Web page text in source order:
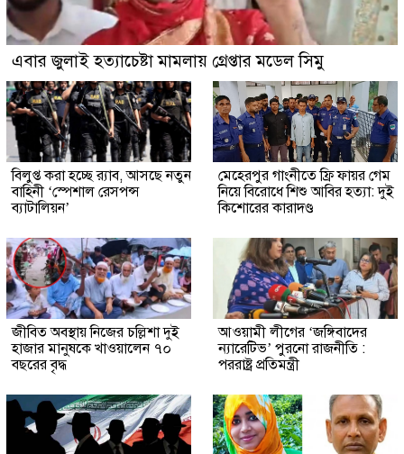
এবার জুলাই হত্যাচেষ্টা মামলায় গ্রেপ্তার মডেল সিমু
বিলুপ্ত করা হচ্ছে র‍্যাব, আসছে নতুন
বাহিনী ‘স্পেশাল রেসপন্স
ব্যাটালিয়ন’
মেহেরপুর গাংনীতে ফ্রি ফায়র গেম
নিয়ে বিরোধে শিশু আবির হত্যা: দুই
কিশোরের কারাদণ্ড
জীবিত অবস্থায় নিজের চল্লিশা দুই
হাজার মানুষকে খাওয়ালেন ৭০
বছরের বৃদ্ধ
আওয়ামী লীগের ‘জঙ্গিবাদের
ন্যারেটিভ’ পুরনো রাজনীতি :
পররাষ্ট্র প্রতিমন্ত্রী